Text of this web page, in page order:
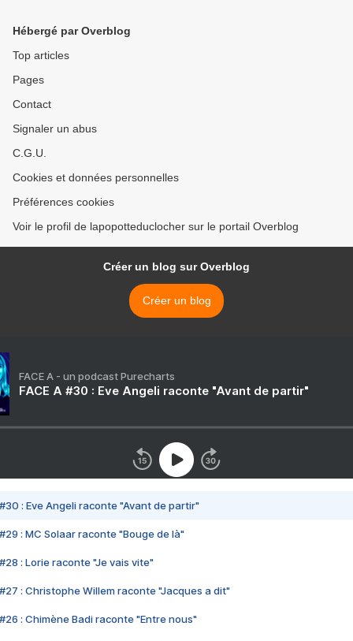
Hébergé par Overblog
Top articles
Pages
Contact
Signaler un abus
C.G.U.
Cookies et données personnelles
Préférences cookies
Voir le profil de lapopotteduclocher sur le portail Overblog
Créer un blog sur Overblog
Créer un blog
FACE A - un podcast Purecharts
FACE A #30 : Eve Angeli raconte "Avant de partir"
#30 : Eve Angeli raconte "Avant de partir"
#29 : MC Solaar raconte "Bouge de là"
#28 : Lorie raconte "Je vais vite"
#27 : Christophe Willem raconte "Jacques a dit"
#26 : Chimène Badi raconte "Entre nous"